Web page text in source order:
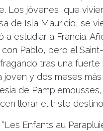
Los jóvenes, que
de Isla Mauricio, se
estudiar a Francia.
Pablo, pero el
tras una fuerte
y dos meses
de
llorar el triste
Enfants au